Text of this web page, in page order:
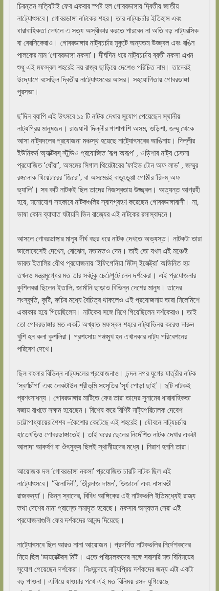
চিরন্তন সত্যিটাই ফের একবার স্পষ্ট হল গোবরডাঙ্গায় দ্বিতীয় জাতীয়
নাট্যোৎসবে। গোবরডাঙ্গা নাটকের শহর। তার নাট্যচর্চার ইতিহাস এবং
ধারাবাহিকতা দেখলে এ সত্য অস্বীকার করতে পারবেন না অতি বড় নাট্যরসিক
বা বেরসিকেরাও। গোবরডাঙ্গার নাট্যচর্চার মুকুটে অন্যতম উজ্জ্বল এবং রঙিন
পালকের নাম ‘গোবরডাঙ্গা নকসা’। দীর্ঘদিন ধরে নাট্যচর্চায় ব্রতী নকসা এখন
শুধু এই মফস্বল শহরেই নয় রাজ্য ছাড়িয়ে দেশেও পরিচিত নাম। তাদেরই
উদ্যোগে বসেছিল দ্বিতীয় নাট্যোৎসবের আসর। সহযোগিতায় গোবরডাঙ্গা
পুরসভা।
ছ’দিন ব্যাপি এই উৎসবে ১১ টি নাটক দেখার সুযোগ পেয়েছেন স্থানীয়
নাট্যপ্রিয় মানুষজন। রাজধানী দিল্লীর পাশাপাশি অসম, ওড়িশা, জম্মু থেকে
আসা নাট্যদলের প্রযোজনা মঞ্চস্থ হয়েছে নাট্যোৎসবের আঙিনায়। দিল্লীর
ইউনিকর্ন অ্যাক্টরস্ স্টুডিও প্রযোজিত ‘রূপ অরূপ’ , ওড়িশার নাট্য চেতনা
প্রযোজিত ‘ধোঁয়া’, অসমের সিগাল থিয়েটারের ‘ফাইভ টোন অফ লাভ’ , জম্মুর
রঙ্গলোক থিয়েটারের ‘জিরো’, বা অসমেরই বাডুংডুপ্পা গোষ্ঠীর ‘রিদম্ অফ
ভ্যালি’। সব কটি নাটকই ছিল তাদের নিজস্বতায় উজ্জ্বল। অত্যন্ত আগ্রহী
হয়ে, মনোযোগ সহকারে নাটকগুলির স্বাদগ্রহণ করেছেন গোবরডাঙ্গাবাসী। না,
ভাষা কোন ব্যাঘাত ঘটায়নি ভিন রাজ্যের এই নাটকের রসাস্বাদনে।
আসলে গোবরডাঙ্গার মানুষ দীর্ঘ বছর ধরে নাটক দেখতে অভ্যস্ত। নাটকটা তারা
ভালোবেসেই দেখেন, বোঝেন, মতামতও দেন। তাই তো যখন এই মঞ্চেই
ভারত ইতালির যৌথ প্রযোজনায় ‘ইফিগেনিয়া মিটস্ ইলেক্ট্রা’ অভিনিত হয়
তখনও মন্ত্রমুগ্ধের মত তার সবটুকু চেটেপুটে নেন দর্শকেরা। এই প্রযোজনার
কুশিলবরা ছিলেন ইতালি, জার্মানি ছাড়াও বিভিন্ন দেশের মানুষ। তাদের
সংস্কৃতি, কৃষ্টি, রুচির মধ্যে বৈচিত্র থাকলেও এই প্রযোজনায় তারা মিলেমিশে
একাকার হয়ে গিয়েছিলেন। নাটকের সঙ্গে মিশে গিয়েছিলেন দর্শকেরাও। তাই
তো গোবরডাঙ্গার মত একটি অখ্যাত মফস্বল শহরে নাট্যাভিনয় করেও দারুন
খুশি হন কলা কুশলিরা। প্রশংসায় পঞ্চমুখ হন এখানকার নাট্য পরিবেশনের
পরিবেশ দেখে।
ছিল বাংলার বিভিন্ন নাট্যদলের প্রযোজনাও। চন্দন নগর যুগের যাত্রীর নাটক
‘স্বর্ণচাঁপা’ এবং লেকটাউন শ্রীভূমি সংসৃতির ‘সূর্য পোড়া ছাই’। দুটি নাটকই
প্রশংসাধন্য। গোবরডাঙ্গার মাটিতে ফের তারা তাদের সুনামের ধারাবাহিকতা
বজায় রাখতে সক্ষম হয়েছেন। বিশেষ করে বিশিষ্ট নাট্যপরিচালক দেবেশ
চট্টোপাধ্যায়ের শৈশব –কৈশোর কেটেছে এই শহরেই। যৌবনে নাট্যচর্চায়
হাতেখড়িও গোবরডাঙ্গাতেই। তাই ঘরের ছেলের নির্দেশিত নাটক দেখার একটা
আলাদা আকর্ষণ বা ঔৎসুক্য ছিলই স্থানীয়দের মধ্যে। নিরাশ হননি তারা।
আয়োজক দল ‘গোবরডাঙ্গা নকসা’ প্রযোজিত চারটি নাটক ছিল এই
নাট্যোৎসবে। ‘বিনোদিনী’, ‘তীরন্দাজ দামন’, ‘উজানে’ এবং নাসাবতী
রাজকন্যা’। ভিন্ন স্বাদের, বিবিধ আঙ্গিকের এই নাটকগুলি ইতিমধ্যেই রাজ্য
তথা দেশের নানা প্রান্তে সমাদৃত হয়েছে। নকসার অন্যতম সেরা এই
প্রযোজনাগুলি ফের দর্শকদের আনন্দ দিয়েছে।
নাট্যোৎসবে ছিল আরও নানা আয়োজন। প্রদর্শিত নাটকগুলির নির্দেশকদের
নিয়ে ছিল ‘ডায়রেক্টরস মিট’। এতে পরিচালকদের সঙ্গে সরাসরি মত বিনিময়ের
সুযোগ পেয়েছেন দর্শকেরা। নিঃসন্দেহে নাট্যপ্রিয় দর্শকদের জন্য এটা একটা
বড় পাওনা। এগিয়ে যাওয়ার পথে এই মত বিনিময় রসদ যুগিয়েছে